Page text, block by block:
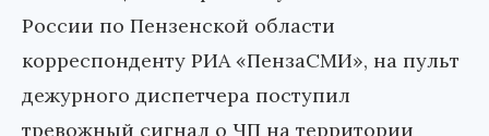
России по Пензенской области
корреспонденту РИА «ПензаСМИ», на пульт
дежурного диспетчера поступил
тревожный сигнал о ЧП на территории